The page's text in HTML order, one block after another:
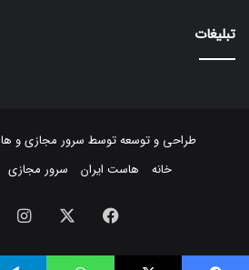
تبلیغات
طراحی و توسعه توسط سرور مجازیو
خانه
هاست ایران سرور مجازی
فیسبوک ایکس